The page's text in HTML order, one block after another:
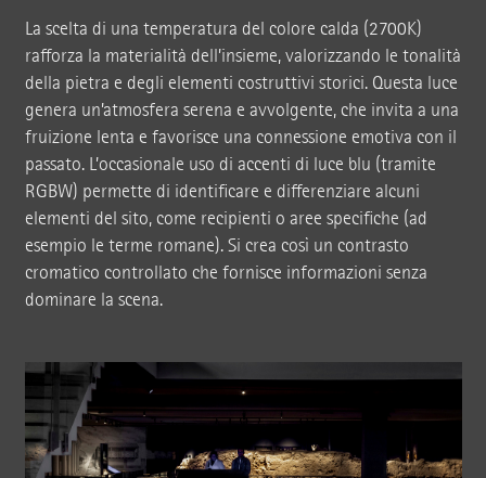
La scelta di una temperatura del colore calda (2700K)
rafforza la materialità dell’insieme, valorizzando le tonalità
della pietra e degli elementi costruttivi storici. Questa luce
genera un’atmosfera serena e avvolgente, che invita a una
fruizione lenta e favorisce una connessione emotiva con il
passato. L’occasionale uso di accenti di luce blu (tramite
RGBW) permette di identificare e differenziare alcuni
elementi del sito, come recipienti o aree specifiche (ad
esempio le terme romane). Si crea così un contrasto
cromatico controllato che fornisce informazioni senza
dominare la scena.